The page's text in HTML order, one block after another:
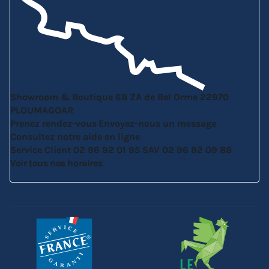
Showroom & Boutique 6B ZA de Bel Orme 22970
PLOUMAGOAR
Prenez rendez-vous Envoyez-nous un message
Consultez notre aide en ligne
Service Client 02 96 92 01 95 SAV 02 96 92 09 88
Voir tous nos horaires